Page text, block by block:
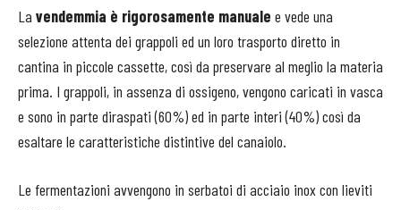
La vendemmia è rigorosamente manuale e vede una
selezione attenta dei grappoli ed un loro trasporto diretto in
cantina in piccole cassette, così da preservare al meglio la materia
prima. I grappoli, in assenza di ossigeno, vengono caricati in vasca
e sono in parte diraspati (60%) ed in parte interi (40%) così da
esaltare le caratteristiche distintive del canaiolo.
Le fermentazioni avvengono in serbatoi di acciaio inox con lieviti